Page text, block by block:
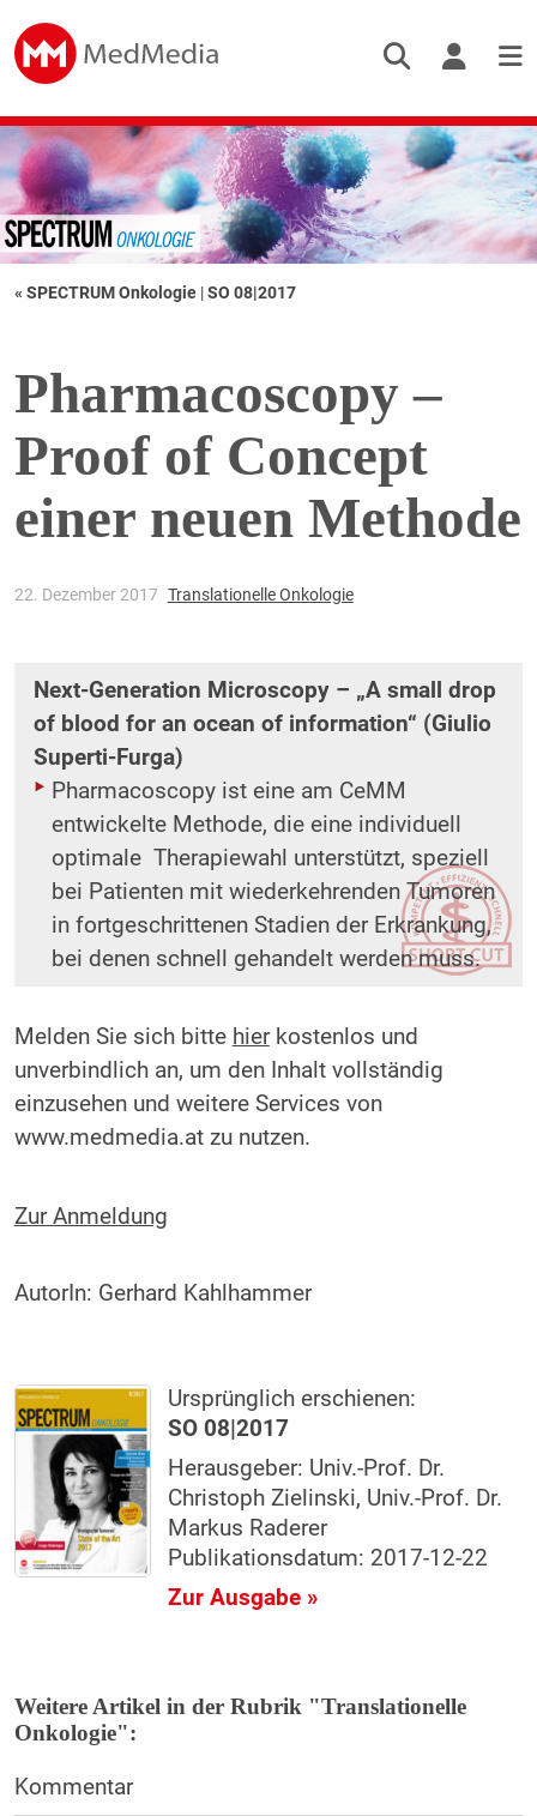
« SPECTRUM Onkologie |SO 08|2017
Pharmacoscopy –
Proof of Concept
einer neuen Methode
22. Dezember 2017 Translationelle Onkologie
Next-Generation Microscopy – „A small drop
of blood for an ocean of information“ (Giulio
Superti-Furga)
Pharmacoscopy ist eine am CeMM
entwickelte Methode, die eine individuell
optimale Therapiewahl unterstützt, speziell
bei Patienten mit wiederkehrenden Tumoren
in fortgeschrittenen Stadien der Erkrankung,
bei denen schnell gehandelt werden muss.
Melden Sie sich bitte hierkostenlos und
unverbindlich an, um den Inhalt vollständig
einzusehen und weitere Services von
www.medmedia.at zu nutzen.
Zur Anmeldung
AutorIn: Gerhard Kahlhammer
Ursprünglich erschienen:
SO 08|2017
Herausgeber: Univ.-Prof. Dr.
Christoph Zielinski, Univ.-Prof. Dr.
Markus Raderer
Publikationsdatum: 2017-12-22
Zur Ausgabe »
Weitere Artikel in der Rubrik "Translationelle
Onkologie":
Kommentar